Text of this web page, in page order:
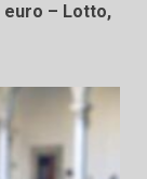
euro – Lotto,